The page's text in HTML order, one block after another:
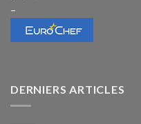
–
DERNIERS ARTICLES